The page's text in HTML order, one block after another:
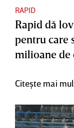
RAPID
Rapid dă
pentru care
milioane de
Citește mai